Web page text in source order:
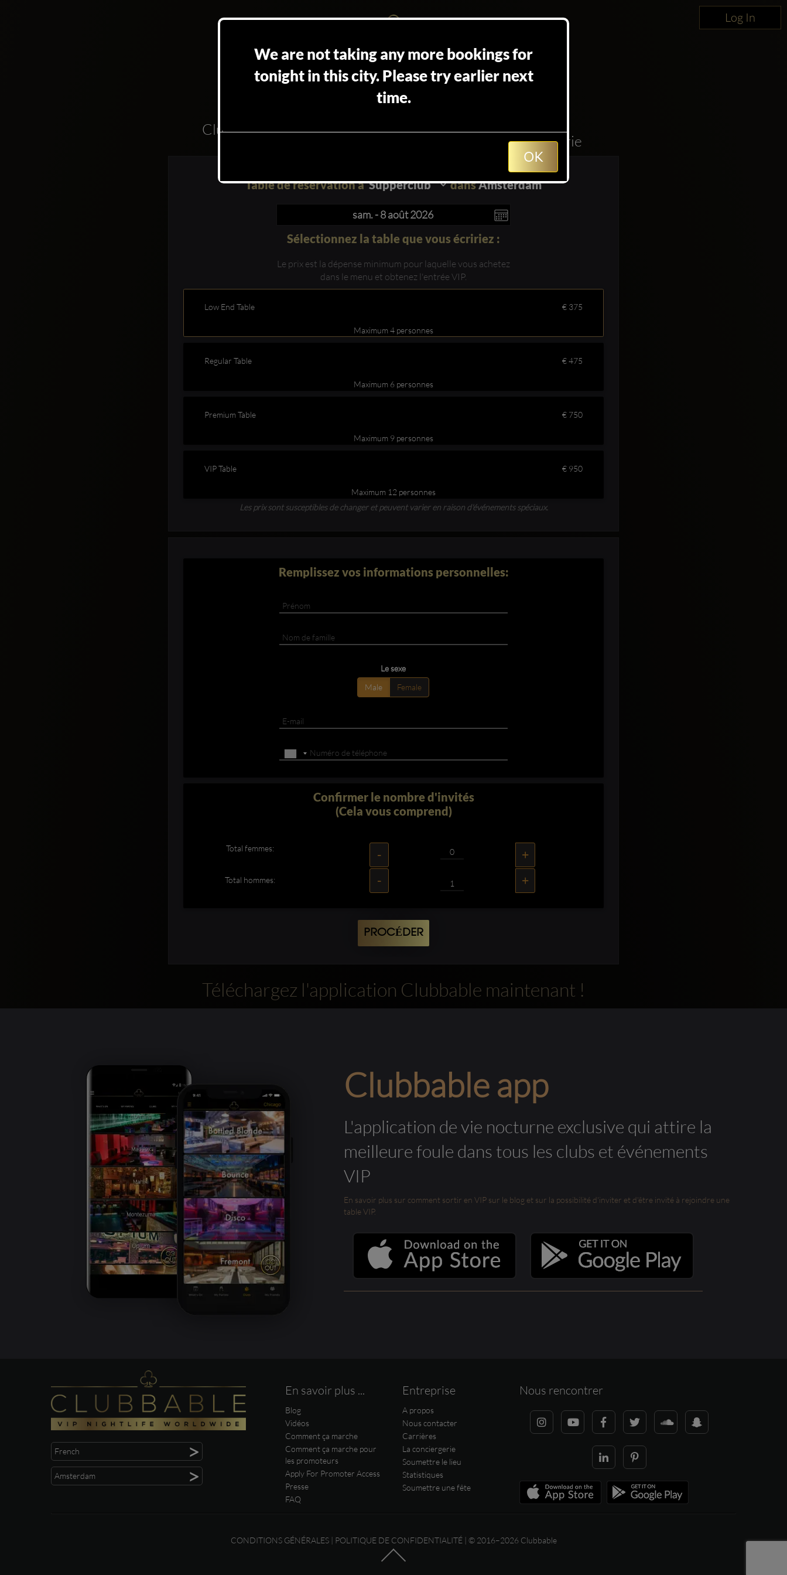
Log In
Clubs Blog A Comment ça La
conciergerie
Table de réservation à dansAmsterdam
Sélectionnez la table que vous écririez :
Le prix est la dépense minimum pour laquelle vous achetez
dans le menu et obtenez l'entrée VIP.
Low End Table € 375
Maximum 4 personnes
Regular Table € 475
Maximum 6 personnes
Premium Table € 750
Maximum 9 personnes
VIP Table € 950
Maximum 12 personnes
Les prix sont susceptibles de changer et peuvent varier en raison d'événements spéciaux.
Remplissez vos informations personnelles:
Le sexe
Male
Female
Confirmer le nombre d'invités
(Cela vous comprend)
Total femmes: - +
Total hommes: - +
PROCÉDER
Téléchargez l'application Clubbable maintenant !
Clubbable app
L'application de vie nocturne exclusive qui attire la
meilleure foule dans tous les clubs et événements
VIP
En savoir plus sur comment sortir en VIP sur le blog et sur la possibilité d'inviter et d'être invité à rejoindre une
table VIP.
French >
Amsterdam >
En savoir plus ...
Blog
Vidéos
Comment ça marche
Comment ça marche pour
les promoteurs
Apply For Promoter Access
Presse
FAQ
Entreprise
A propos
Nous contacter
Carrières
La conciergerie
Soumettre le lieu
Statistiques
Soumettre une fête
Nous rencontrer
CONDITIONS GÉNÉRALES| POLITIQUE DE CONFIDENTIALITÉ| © 2016–2026 Clubbable
We are not taking any more bookings for
tonight in this city. Please try earlier next
time.
OK